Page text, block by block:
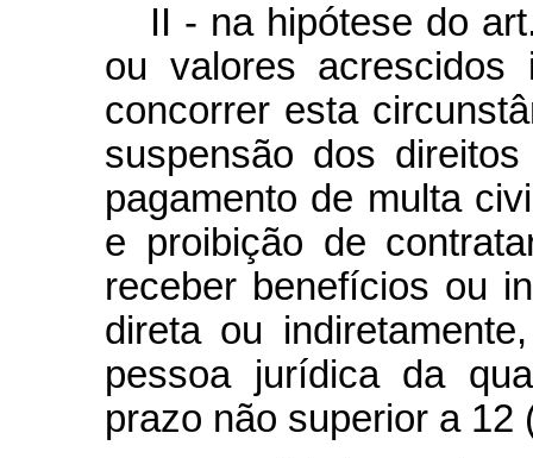
II - na hipótese do
ou valores acrescidos
concorrer esta
suspensão dos
pagamento de multa
e proibição de
receber benefícios ou
direta ou
pessoa jurídica da
prazo não superior a 12